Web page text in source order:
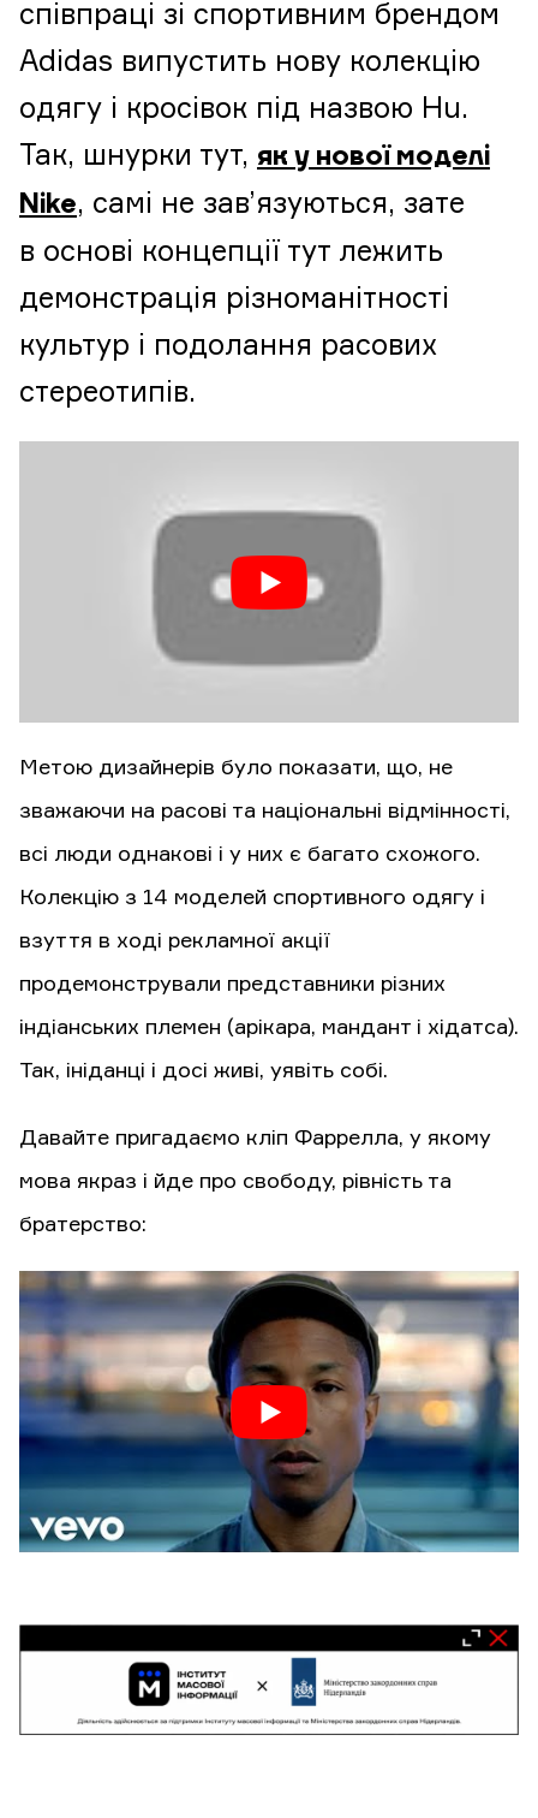
співпраці зі спортивним брендом
Аdidas випустить нову колекцію
одягу і кросівок під назвою Hu.
Так, шнурки тут, як у нової моделі
Nike, самі не зав’язуються, зате
в основі концепції тут лежить
демонстрація різноманітності
культур і подолання расових
стереотипів.
Метою дизайнерів було показати, що, не
зважаючи на расові та національні відмінності,
всі люди однакові і у них є багато схожого.
Колекцію з 14 моделей спортивного одягу і
взуття в ході рекламної акції
продемонстрували представники різних
індіанських племен (арікара, мандант і хідатса).
Так, ініданці і досі живі, уявіть собі.
Давайте пригадаємо кліп Фаррелла, у якому
мова якраз і йде про свободу, рівність та
братерство: